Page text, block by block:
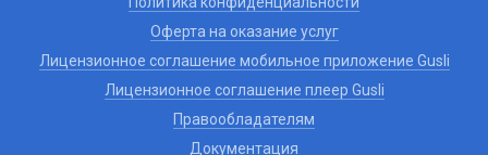
Оферта на оказание услуг
Лицензионное соглашение мобильное приложение Gusli
Лицензионное соглашение плеер Gusli
Правообладателям
Документация